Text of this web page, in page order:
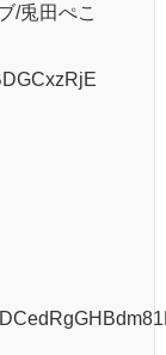
/兎田ぺこ